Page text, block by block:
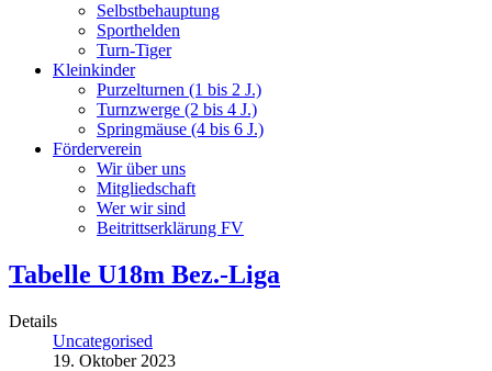
Selbstbehauptung
Sporthelden
Turn-Tiger
Kleinkinder
Purzelturnen (1 bis 2 J.)
Turnzwerge (2 bis 4 J.)
Springmäuse (4 bis 6 J.)
Förderverein
Wir über uns
Mitgliedschaft
Wer wir sind
Beitrittserklärung FV
Tabelle U18m Bez.-Liga
Details
Uncategorised
19. Oktober 2023